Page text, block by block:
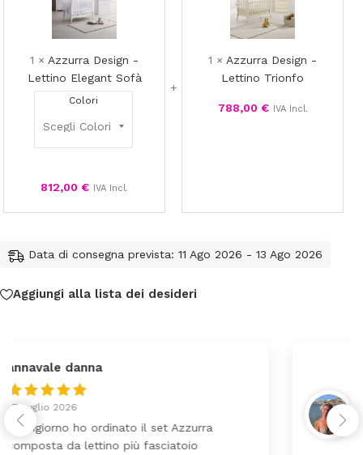
Sofà
1 × Azzurra Design -
Lettino Elegant Sofà
Colori
812,00 € IVA Incl.
1 × Azzurra Design -
Lettino Trionfo
788,00 € IVA Incl.
Data di consegna prevista: 11 Ago 2026 - 13 Ago 2026
Aggiungi alla lista dei desideri
federica
Tutti perfetto! Ho ordinato un lettino che é
arrivato ben imballato dopo pochi giorni.